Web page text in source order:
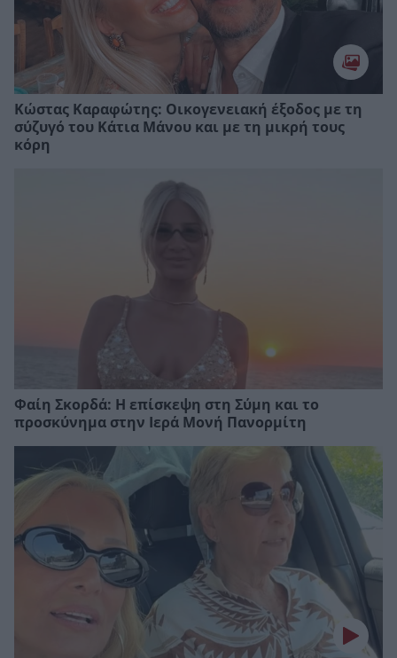
Κώστας Καραφώτης: Οικογενειακή έξοδος με τη
σύζυγό του Κάτια Μάνου και με τη μικρή τους
κόρη
Φαίη Σκορδά: Η επίσκεψη στη Σύμη και το
προσκύνημα στην Ιερά Μονή Πανορμίτη